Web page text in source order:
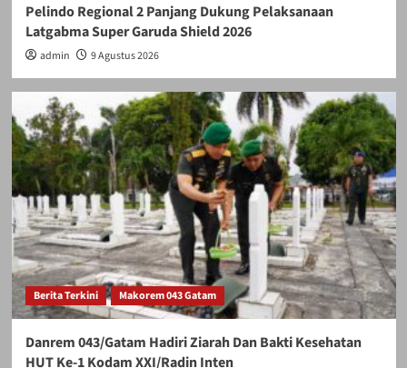
Pelindo Regional 2 Panjang Dukung Pelaksanaan
Latgabma Super Garuda Shield 2026
admin 9 Agustus 2026
Berita Terkini Makorem 043 Gatam
Danrem 043/Gatam Hadiri Ziarah Dan Bakti Kesehatan
HUT Ke-1 Kodam XXI/Radin Inten